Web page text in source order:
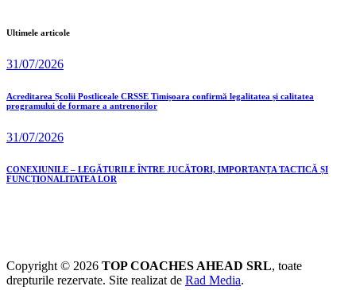
Ultimele articole
31/07/2026
Acreditarea Școlii Postliceale CRSSE Timișoara confirmă legalitatea și calitatea
programului de formare a antrenorilor
31/07/2026
CONEXIUNILE – LEGĂTURILE ÎNTRE JUCĂTORI, IMPORTANȚA TACTICĂ ȘI
FUNCȚIONALITATEA LOR
Copyright © 2026 TOP COACHES AHEAD SRL, toate
drepturile rezervate. Site realizat de Rad Media.